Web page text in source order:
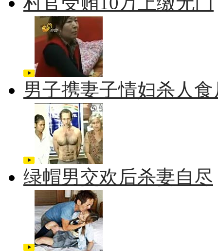
男子携妻子情妇杀人食
绿帽男交欢后杀妻自尽